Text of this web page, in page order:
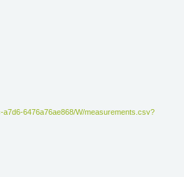
6476a76ae868/W/measurements.csv?